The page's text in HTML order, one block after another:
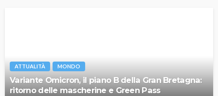
ATTUALITÀ MONDO
Variante Omicron, il piano B della Gran Bretagna:
ritorno delle mascherine e Green Pass